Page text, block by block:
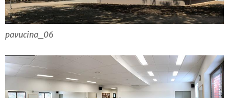
pavucina_06